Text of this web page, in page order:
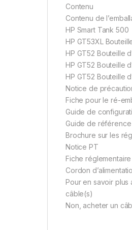
Contenu
Contenu de
HP Smart Tank 500
HP GT53XL
HP GT52 Bouteille
HP GT52 Bouteille
HP GT52 Bouteille
Notice de
Fiche pour le ré-
Guide de
Guide de référence
Brochure sur les
Notice PT
Fiche réglementaire
Cordon
Pour en savoir plus
câble(s)
Non, acheter un